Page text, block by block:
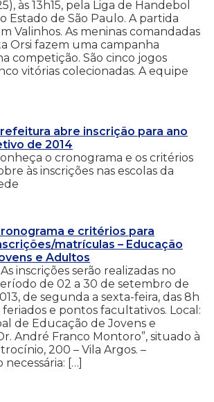
às 13h15, pela Liga de Handebol
Estado de São Paulo. A partida
Valinhos. As meninas comandadas
Orsi fazem uma campanha
competição. São cinco jogos
vitórias colecionadas. A equipe
abre inscrição para ano
de 2014
o cronograma e os critérios
às inscrições nas escolas da
e critérios para
matrículas – Educação
e Adultos
inscrições serão realizadas no
de 02 a 30 de setembro de
de segunda a sexta-feira, das 8h
feriados e pontos facultativos. Local:
de Educação de Jovens e
André Franco Montoro”, situado à
200 – Vila Argos. –
[…]